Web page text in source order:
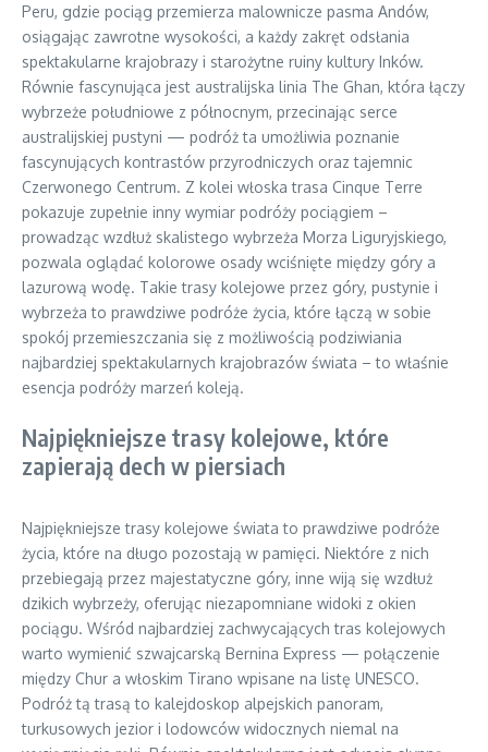
Peru, gdzie pociąg przemierza malownicze pasma Andów,
osiągając zawrotne wysokości, a każdy zakręt odsłania
spektakularne krajobrazy i starożytne ruiny kultury Inków.
Równie fascynująca jest australijska linia The Ghan, która łączy
wybrzeże południowe z północnym, przecinając serce
australijskiej pustyni — podróż ta umożliwia poznanie
fascynujących kontrastów przyrodniczych oraz tajemnic
Czerwonego Centrum. Z kolei włoska trasa Cinque Terre
pokazuje zupełnie inny wymiar podróży pociągiem –
prowadząc wzdłuż skalistego wybrzeża Morza Liguryjskiego,
pozwala oglądać kolorowe osady wciśnięte między góry a
lazurową wodę. Takie trasy kolejowe przez góry, pustynie i
wybrzeża to prawdziwe podróże życia, które łączą w sobie
spokój przemieszczania się z możliwością podziwiania
najbardziej spektakularnych krajobrazów świata – to właśnie
esencja podróży marzeń koleją.
Najpiękniejsze trasy kolejowe, które
zapierają dech w piersiach
Najpiękniejsze trasy kolejowe świata to prawdziwe podróże
życia, które na długo pozostają w pamięci. Niektóre z nich
przebiegają przez majestatyczne góry, inne wiją się wzdłuż
dzikich wybrzeży, oferując niezapomniane widoki z okien
pociągu. Wśród najbardziej zachwycających tras kolejowych
warto wymienić szwajcarską Bernina Express — połączenie
między Chur a włoskim Tirano wpisane na listę UNESCO.
Podróż tą trasą to kalejdoskop alpejskich panoram,
turkusowych jezior i lodowców widocznych niemal na